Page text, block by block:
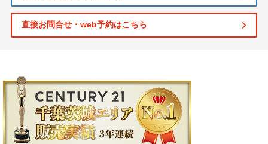
直接お問合せ・web予約はこちら